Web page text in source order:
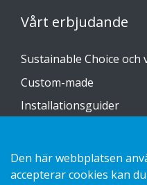
Vårt erbjudande
Sustainable Choice
Custom-made
Installationsguider
Kontakta oss
Den här webbplatsen
accepterar cookies kan